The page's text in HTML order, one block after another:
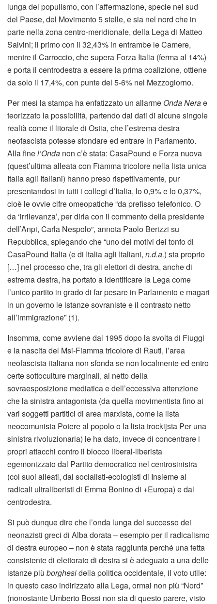
lunga del populismo, con l’affermazione, specie nel sud
del Paese, del Movimento 5 stelle, e sia nel nord che in
parte nella zona centro-meridionale, della Lega di Matteo
Salvini; il primo con il 32,43% in entrambe le Camere,
mentre il Carroccio, che supera Forza Italia (ferma al 14%)
e porta il centrodestra a essere la prima coalizione, ottiene
da solo il 17,4%, con punte del 5-6% nel Mezzogiorno.
Per mesi la stampa ha enfatizzato un allarme Onda Nerae
teorizzato la possibilità, partendo dai dati di alcune singole
realtà come il litorale di Ostia, che l’estrema destra
neofascista potesse sfondare ed entrare in Parlamento.
Alla finel’Onda non c’è stata: CasaPound e Forza nuova
(quest’ultima alleata con Fiamma tricolore nella lista unica
Italia agli Italiani) hanno preso rispettivamente, pur
presentandosi in tutti i collegi d’Italia, lo 0,9% e lo 0,37%,
cioè le ovvie cifre omeopatiche “da prefisso telefonico. O
da ‘irrilevanza’, per dirla con il commento della presidente
dell’Anpi, Carla Nespolo”, annota Paolo Berizzi su
Repubblica, spiegando che “uno dei motivi del tonfo di
CasaPound Italia (e di Italia agli Italiani, n.d.a.) sta proprio
[…] nel processo che, tra gli elettori di destra, anche di
estrema destra, ha portato a identificare la Lega come
l’unico partito in grado di far pesare in Parlamento e magari
in un governo le istanze sovraniste e il contrasto netto
all’immigrazione” (1).
Insomma, come avviene dal 1995 dopo la svolta di Fiuggi
e la nascita del Msi-Fiamma tricolore di Rauti, l’area
neofascista italiana non sfonda se non localmente ed entro
certe sottoculture marginali, al netto della
sovraesposizione mediatica e dell’eccessiva attenzione
che la sinistra antagonista (da quella movimentista fino ai
vari soggetti partitici di area marxista, come la lista
neocomunista Potere al popolo o la lista trockijsta Per una
sinistra rivoluzionaria) le ha dato, invece di concentrare i
propri attacchi contro il blocco liberal-liberista
egemonizzato dal Partito democratico nel centrosinistra
(coi suoi alleati, dai socialisti-ecologisti di Insieme ai
radicali ultraliberisti di Emma Bonino di +Europa) e dal
centrodestra.
Si può dunque dire che l’onda lunga del successo dei
neonazisti greci di Alba dorata – esempio per il radicalismo
di destra europeo – non è stata raggiunta perché una fetta
consistente di elettorato di destra si è adeguato a una delle
istanze più borghesidella politica occidentale, il voto utile:
in questo caso indirizzato alla Lega, ormai non più “Nord”
(nonostante Umberto Bossi non sia di questo parere, visto